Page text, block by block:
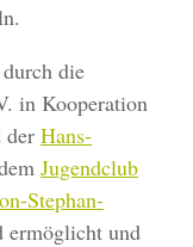
die
in Kooperation
der Hans-
Jugendclub
Stephan-
und